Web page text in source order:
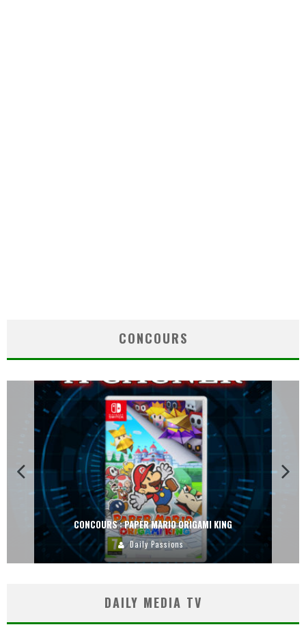
CONCOURS
CONCOURS : PAPER MARIO ORIGAMI KING
Daily Passions
DAILY MEDIA TV